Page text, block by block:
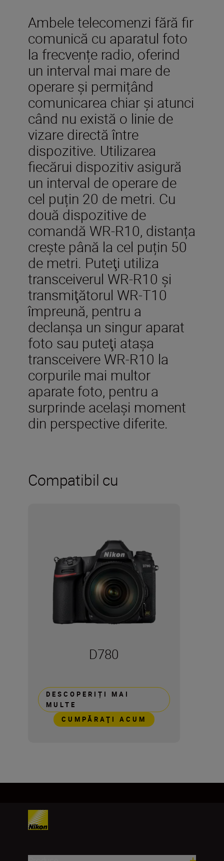
Ambele telecomenzi fără fir
comunică cu aparatul foto
la frecvențe radio, oferind
un interval mai mare de
operare și permițând
comunicarea chiar și atunci
când nu există o linie de
vizare directă între
dispozitive. Utilizarea
fiecărui dispozitiv asigură
un interval de operare de
cel puțin 20 de metri. Cu
două dispozitive de
comandă WR-R10, distanța
crește până la cel puțin 50
de metri. Puteţi utiliza
transceiverul WR-R10 şi
transmiţătorul WR-T10
împreună, pentru a
declanşa un singur aparat
foto sau puteţi ataşa
transceivere WR-R10 la
corpurile mai multor
aparate foto, pentru a
surprinde acelaşi moment
din perspective diferite.
Compatibil cu
D780
DESCOPERIȚI MAI
MULTE
CUMPĂRAŢI ACUM